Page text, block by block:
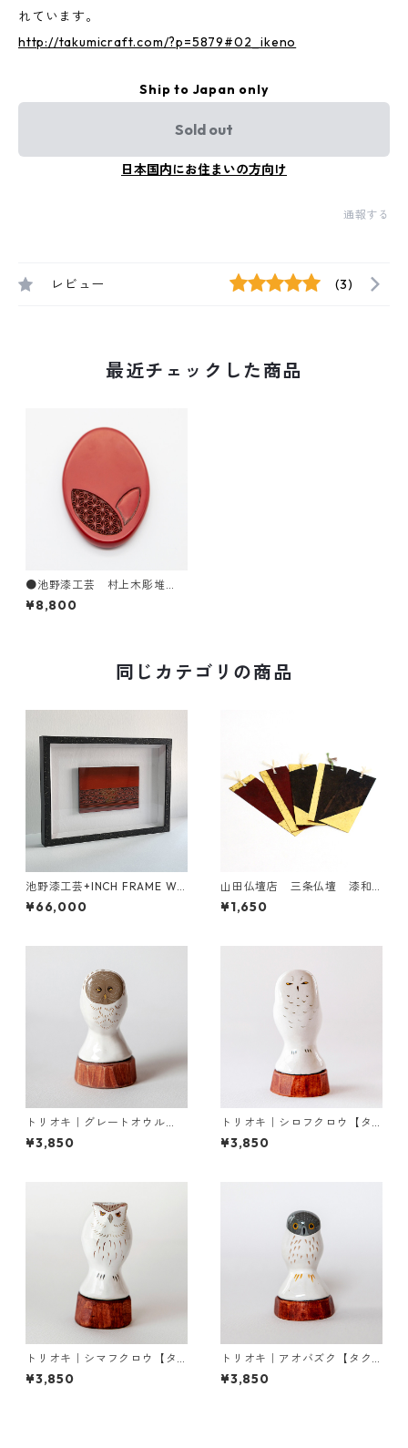
れています。
http://takumicraft.com/?p=5879#02_ikeno
Ship to Japan only
Sold out
日本国内にお住まいの方向け
通報する
レビュー (3)
最近チェックした商品
●池野漆工芸 村上木彫堆
朱 姫鏡 地紋
¥8,800
同じカテゴリの商品
池野漆工芸+INCH FRAME WO
RKS 村上木彫堆朱 彩漆額
「海の風景」
¥66,000
山田仏壇店 三条仏壇 漆和
紙しおり 金箔入り
¥1,650
トリオキ｜グレートオウル
【タクミクラフト限定】
¥3,850
トリオキ｜シロフクロウ【タ
クミクラフト限定】SOLD OU
T
¥3,850
トリオキ｜シマフクロウ【タ
クミクラフト限定】
¥3,850
トリオキ｜アオバズク【タク
ミクラフト限定】
¥3,850